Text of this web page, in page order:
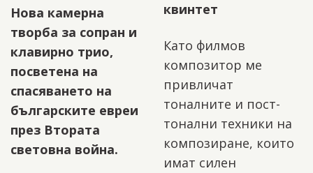
Нова камерна
творба за сопран и
клавирно трио,
посветена на
спасяването на
българските евреи
през Втората
световна война.
квинтет
Като филмов
композитор ме
привличат
тоналните и пост-
тонални техники на
композиране, които
имат силен